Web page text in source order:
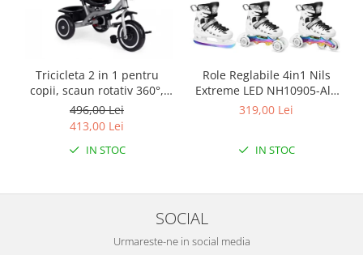
Tricicleta 2 in 1 pentru
copii, scaun rotativ 360°,
roti din spuma EVA, Ecotoys
WQL-066-52
496,00 Lei
413,00 Lei
IN STOC
Role Reglabile 4in1 Nils
Extreme LED NH10905-Alb
curcubeu
319,00 Lei
IN STOC
SOCIAL
Urmareste-ne in social media